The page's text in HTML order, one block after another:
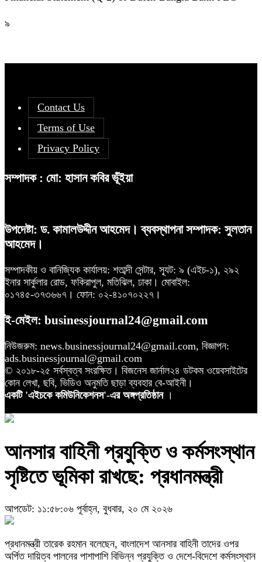
৯
Contact Us
Terms of Use
Privacy Policy
সম্পাদক : মো: হাসান কবির ভূঁইয়া
উপদেষ্টা: ড. কামালউদ্দীন আহমেদ। ব্যবস্থাপনা সম্পাদক: সুলতান
আহমেদ।
সম্পাদকীয় ও বানিজ্যিক কার্যালয়: শতাব্দী সেন্টার, স্যূট: ৯ (এইচ-১), ২৯২
ইনার সার্কুলার রোড, ফকিরাপুল, মতিঝিল, ঢাকা। মোবাইল:
০১৭৪৫-৩৭৩৬৬৭। ফোন: ০২-৪১০৭০২২৭।
ই-মেইল: businessjournal24@gmail.com
নিউজরুম: news.businessjournal24@gmail.com, বিজ্ঞাপন:
ads.businessjournal@gmail.com
© ২০১৮-২৫ সর্বস্বত্ব সংরক্ষিত। বিজনেস জার্নাল২৪ ডটকম ওয়েবসাইটের
কোন লেখা, ছবি, ভিডিও অনুমতি ছাড়া ব্যবহার বে-আইনী।
একটি 'এইচকে কমিউনিকেশনস'-এর অঙ্গপ্রতিষ্ঠান ।
আনসার বাহিনী প্রযুক্তি ও কর্মসংস্থান
সৃষ্টিতে ভূমিকা রাখছে: প্রধানমন্ত্রী
আপডেট: ১১:৫৮:০৬ পূর্বাহ্ন, বুধবার, ২০ মে ২০২৬
প্রধানমন্ত্রী তারেক রহমান বলেছেন, বাংলাদেশ আনসার বাহিনী তাদের ওপর
অর্পিত দায়িত্ব পালনের পাশাপাশি বিভিন্ন প্রযুক্তি ও দেশে-বিদেশে কর্মসংস্থান